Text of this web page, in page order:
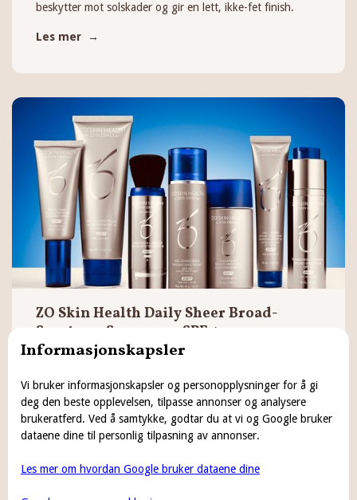
Informasjonskapsler
Vi bruker informasjonskapsler og personopplysninger for å gi
deg den beste opplevelsen, tilpasse annonser og analysere
brukeratferd. Ved å samtykke, godtar du at vi og Google bruker
dataene dine til personlig tilpasning av annonser.
Les mer om hvordan Google bruker dataene dine
beskytter mot solskader og gir en lett, ikke-fet finish.
Les mer →
ZO Skin Health Daily Sheer Broad-
Spectrum Sunscreen SPF 50
En daglig solkrem med bredspektret SPF 50 som gir lett
Les mer →